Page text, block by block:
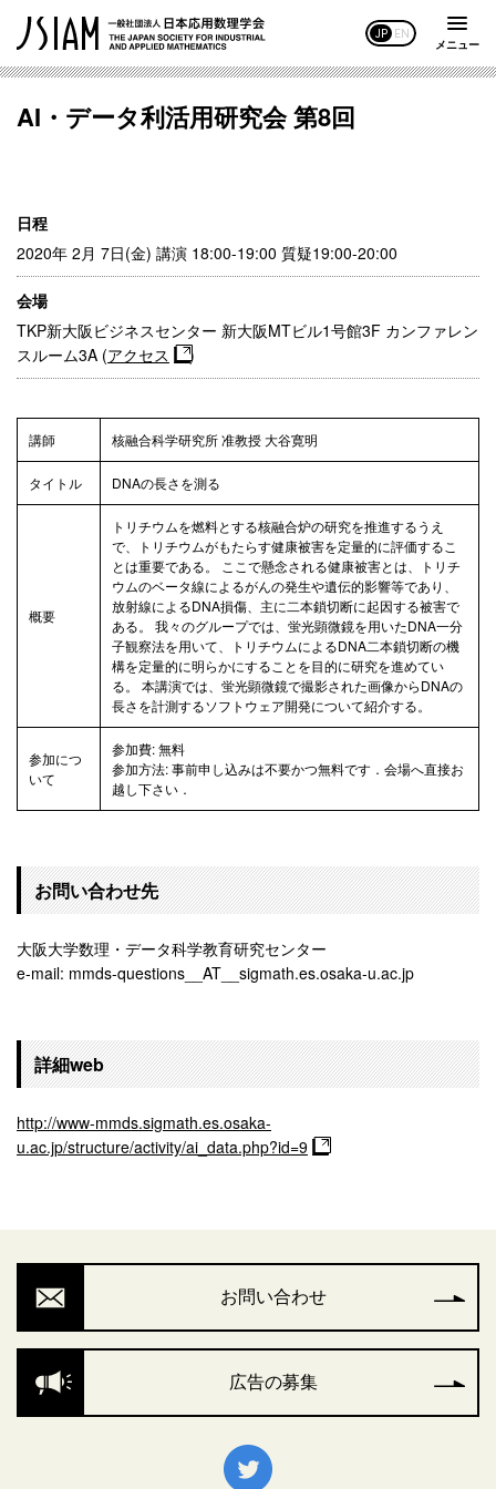
JP EN
メニュー
AI・データ利活用研究会 第8回
日程
2020年 2月 7日(金) 講演 18:00-19:00 質疑19:00-20:00
会場
TKP新大阪ビジネスセンター 新大阪MTビル1号館3F カンファレン
スルーム3A (アクセス )
講師 核融合科学研究所 准教授 大谷寛明
タイトル DNAの長さを測る
概要
トリチウムを燃料とする核融合炉の研究を推進するうえ
で、トリチウムがもたらす健康被害を定量的に評価するこ
とは重要である。 ここで懸念される健康被害とは、トリチ
ウムのベータ線によるがんの発生や遺伝的影響等であり、
放射線によるDNA損傷、主に二本鎖切断に起因する被害で
ある。 我々のグループでは、蛍光顕微鏡を用いたDNA一分
子観察法を用いて、トリチウムによるDNA二本鎖切断の機
構を定量的に明らかにすることを目的に研究を進めてい
る。 本講演では、蛍光顕微鏡で撮影された画像からDNAの
長さを計測するソフトウェア開発について紹介する。
参加につ
いて
参加費: 無料
参加方法: 事前申し込みは不要かつ無料です．会場へ直接お
越し下さい．
お問い合わせ先
大阪大学数理・データ科学教育研究センター
e-mail: mmds-questions__AT__sigmath.es.osaka-u.ac.jp
詳細web
http://www-mmds.sigmath.es.osaka-
u.ac.jp/structure/activity/ai_data.php?id=9
お問い合わせ
広告の募集